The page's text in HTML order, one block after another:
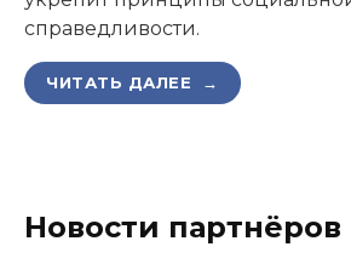
справедливости.
ЧИТАТЬ ДАЛЕЕ →
Новости партнёров